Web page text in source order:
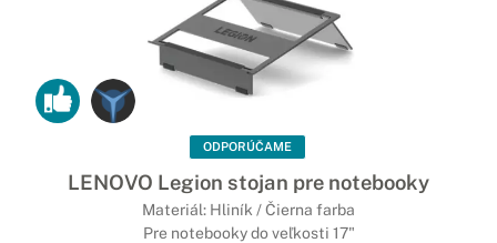
ODPORÚČAME
LENOVO Legion stojan pre notebooky
Materiál: Hliník / Čierna farba
Pre notebooky do veľkosti 17"